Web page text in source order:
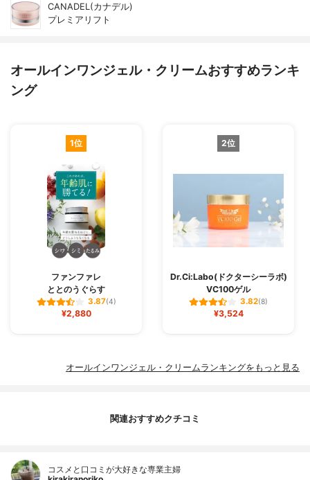
CANADEL(カナデル)
プレミアリフト
オールインワンジェル・クリームおすすめランキ
ング
1位
ファンファレ
ととのうぐらす
3.87(4)
¥2,880
2位
Dr.Ci:Labo(ドクターシーラボ)
VC100ゲル
3.82(8)
¥3,524
オールインワンジェル・クリームランキングをもっと見る
関連おすすめクチコミ
コスメと口コミが大好きな専業主婦